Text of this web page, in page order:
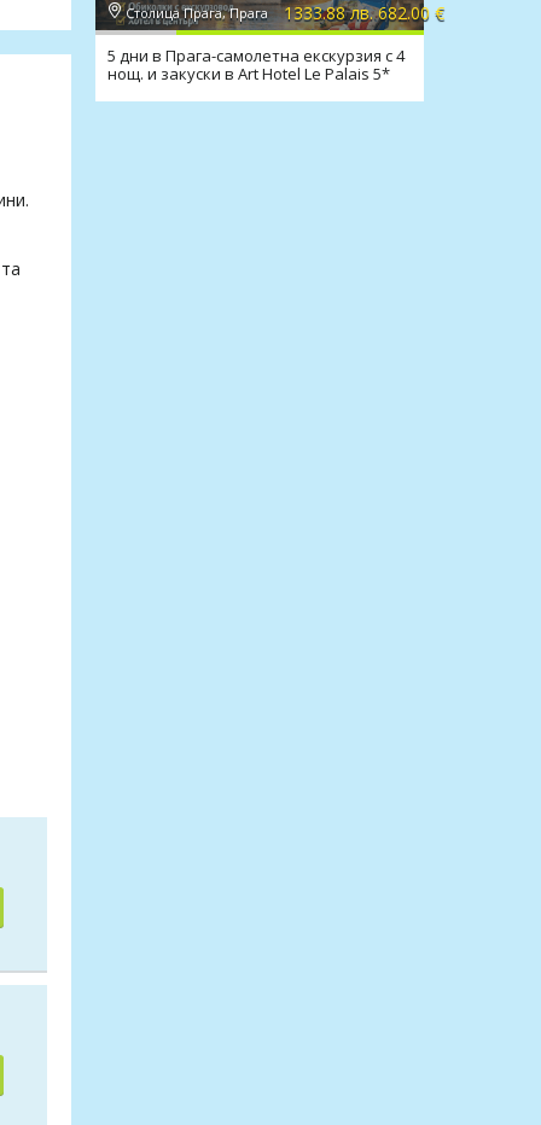
Столица Прага, Прага 1333.88 лв. 682.00 €
5 дни в Прага-самолетна екскурзия с 4
нощ. и закуски в Art Hotel Le Palais 5*